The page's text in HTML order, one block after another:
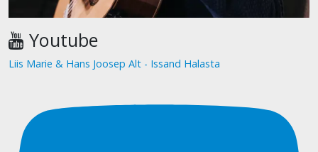
Youtube
Liis Marie & Hans Joosep Alt - Issand Halasta